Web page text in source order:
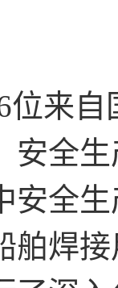
位来
安全
安全
舶焊